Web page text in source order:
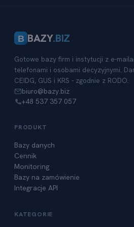
B BAZY.BIZ
Gotowe bazy firm i instytucji z e-
telefonami i osobami decyzyjnymi.
CEIDG, GUS i KRS - zgodnie z RODO.
biuro@bazy.biz
+48 537 357 057
PRODUKT
Bazy danych
Cennik
Monitoring
Bazy na zamówienie
Integracje API
KATEGORIE